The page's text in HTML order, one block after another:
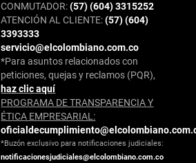
CONMUTADOR:(57) (604) 3315252
ATENCIÓN AL CLIENTE:(57) (604)
3393333
servicio@elcolombiano.com.co
*Para asuntos relacionados con
peticiones, quejas y reclamos (PQR),
haz clic aquí
PROGRAMA DE TRANSPARENCIA Y
ÉTICA EMPRESARIAL:
*Buzón exclusivo para notificaciones judiciales:
notificacionesjudiciales@elcolombiano.com.co